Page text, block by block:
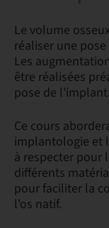
Le volume
réaliser une
Les
être réalisées
pose de l'implant.
Ce cours
implantologie et
à respecter pour
différents
pour faciliter la
l'os natif.